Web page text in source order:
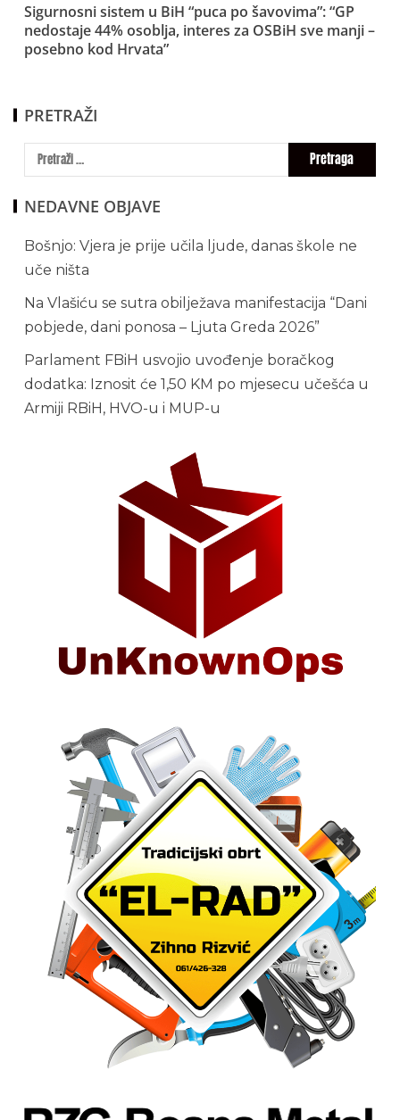
Sigurnosni sistem u BiH “puca po šavovima”: “GP
nedostaje 44% osoblja, interes za OSBiH sve manji –
posebno kod Hrvata”
PRETRAŽI
NEDAVNE OBJAVE
Bošnjo: Vjera je prije učila ljude, danas škole ne
uče ništa
Na Vlašiću se sutra obilježava manifestacija “Dani
pobjede, dani ponosa – Ljuta Greda 2026”
Parlament FBiH usvojio uvođenje boračkog
dodatka: Iznosit će 1,50 KM po mjesecu učešća u
Armiji RBiH, HVO-u i MUP-u